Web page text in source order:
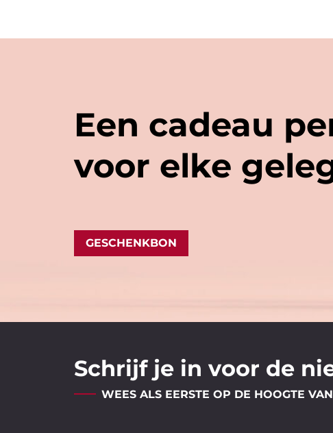
Een cadeau
voor elke
GESCHENKBON
Schrijf je in voor de
WEES ALS EERSTE OP DE HOOGTE